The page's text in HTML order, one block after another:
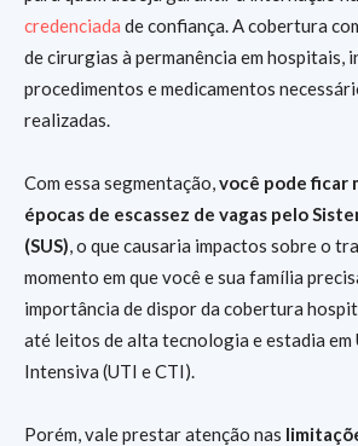
credenciada de confiança. A cobertura
de cirurgias à permanência em hospitais,
procedimentos e medicamentos
realizadas.
Com essa segmentação, você pode ficar
épocas de escassez de vagas pelo
(SUS) , o que causaria impactos sobre o
momento em que você e sua família
importância de dispor da cobertura
até leitos de alta tecnologia e estadia em
Intensiva (UTI e CTI).
Porém, vale prestar atenção nas